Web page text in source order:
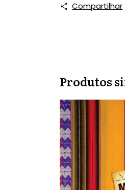
Compartilhar
Produtos